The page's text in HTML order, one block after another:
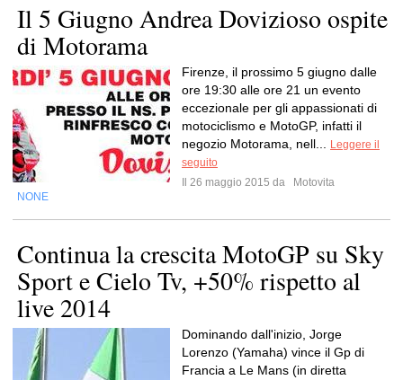
Il 5 Giugno Andrea Dovizioso ospite
di Motorama
Firenze, il prossimo 5 giugno dalle
ore 19:30 alle ore 21 un evento
eccezionale per gli appassionati di
motociclismo e MotoGP, infatti il
negozio Motorama, nell...
Leggere il
seguito
Il 26 maggio 2015 da
Motovita
NONE
Continua la crescita MotoGP su Sky
Sport e Cielo Tv, +50% rispetto al
live 2014
Dominando dall'inizio, Jorge
Lorenzo (Yamaha) vince il Gp di
Francia a Le Mans (in diretta